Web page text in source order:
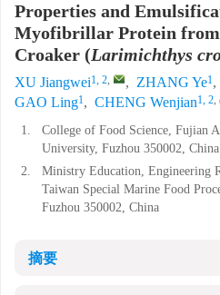
Properties and
Myofibrillar Protein from
Croaker (Larimichthys
XU Jiangwei1, 2, , ZHANG Ye1,
GAO Ling1, CHENG Wenjian1, 2,
1.
College of Food Science, Fujian
University, Fuzhou 350002, China
2.
Ministry Education, Engineering
Taiwan Special Marine Food
Fuzhou 350002, China
摘要